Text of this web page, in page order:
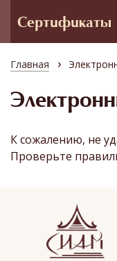
Сертификаты
Главная ›
К сожалению, не
Проверьте